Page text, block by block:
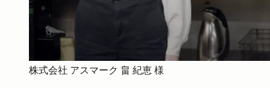
株式会社 アスマーク 畠 紀恵 様